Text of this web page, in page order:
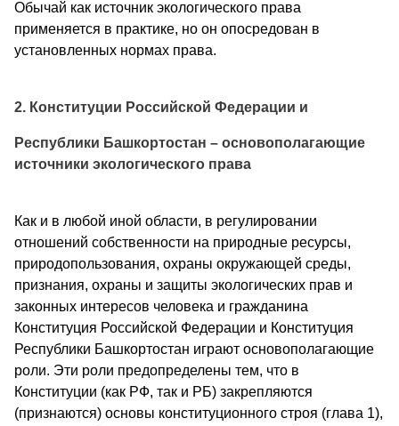
Обычай как источник экологического права
применяется в практике, но он опосредован в
установленных нормах права.
2. Конституции Российской Федерации и
Республики Башкортостан – основополагающие
источники экологического права
Как и в любой иной области, в регулировании
отношений собственности на природные ресурсы,
природопользования, охраны окружающей среды,
признания, охраны и защиты экологических прав и
законных интересов человека и гражданина
Конституция Российской Федерации и Конституция
Республики Башкортостан играют основополагающие
роли. Эти роли предопределены тем, что в
Конституции (как РФ, так и РБ) закрепляются
(признаются) основы конституционного строя (глава 1),